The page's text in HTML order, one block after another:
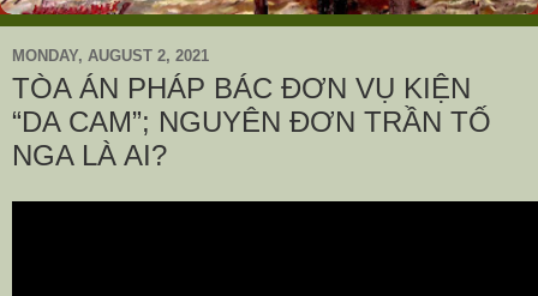
MONDAY, AUGUST 2, 2021
TÒA ÁN PHÁP BÁC ĐƠN VỤ KIỆN
“DA CAM”; NGUYÊN ĐƠN TRẦN TỐ
NGA LÀ AI?